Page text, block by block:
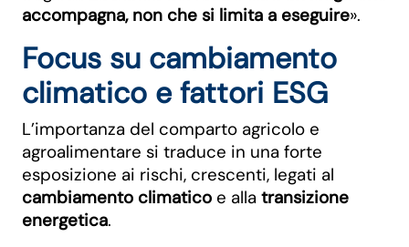
accompagna, non che si limita a eseguire».
Focus su cambiamento
climatico e fattori ESG
L’importanza del comparto agricolo e
agroalimentare si traduce in una forte
esposizione ai rischi, crescenti, legati al
cambiamento climatico e alla transizione
energetica.